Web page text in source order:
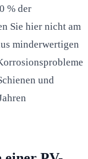
% der
Sie hier nicht am
minderwertigen
und